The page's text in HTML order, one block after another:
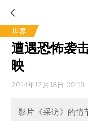
世界
遭遇恐怖袭
映
2014年12月18日 09:19
影片《采访》的情